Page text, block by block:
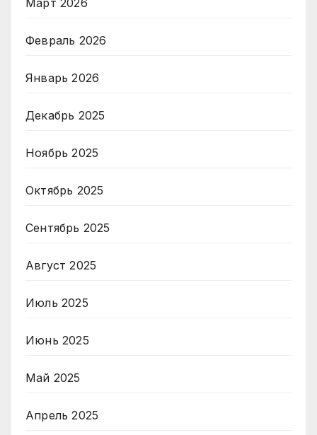
Март 2026
Февраль 2026
Январь 2026
Декабрь 2025
Ноябрь 2025
Октябрь 2025
Сентябрь 2025
Август 2025
Июль 2025
Июнь 2025
Май 2025
Апрель 2025